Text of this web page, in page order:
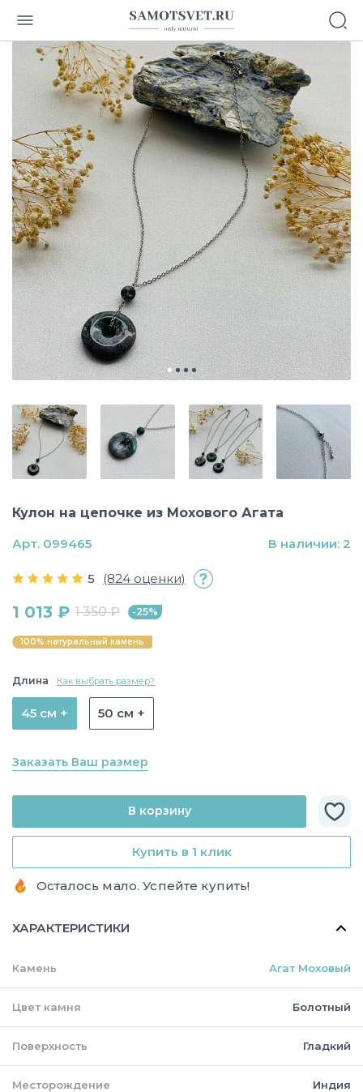
Кулон на цепочке из Мохового Агата
5 (824 оценки)
1 013 ₽ 1 350 ₽ -25%
100% натуральный камень
Длина Как выбрать размер?
45 см + 50 см +
Заказать Ваш размер
Купить в 1 клик
В корзину
Осталось мало. Успейте купить!
Арт. 099465 В наличии: 2
ХАРАКТЕРИСТИКИ
Камень Агат Моховый
Цвет камня Болотный
Поверхность Гладкий
Месторождение Индия